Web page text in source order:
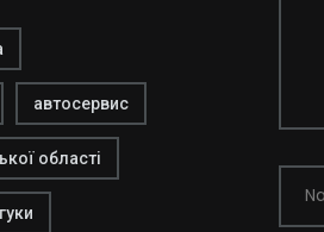
автосервис
області